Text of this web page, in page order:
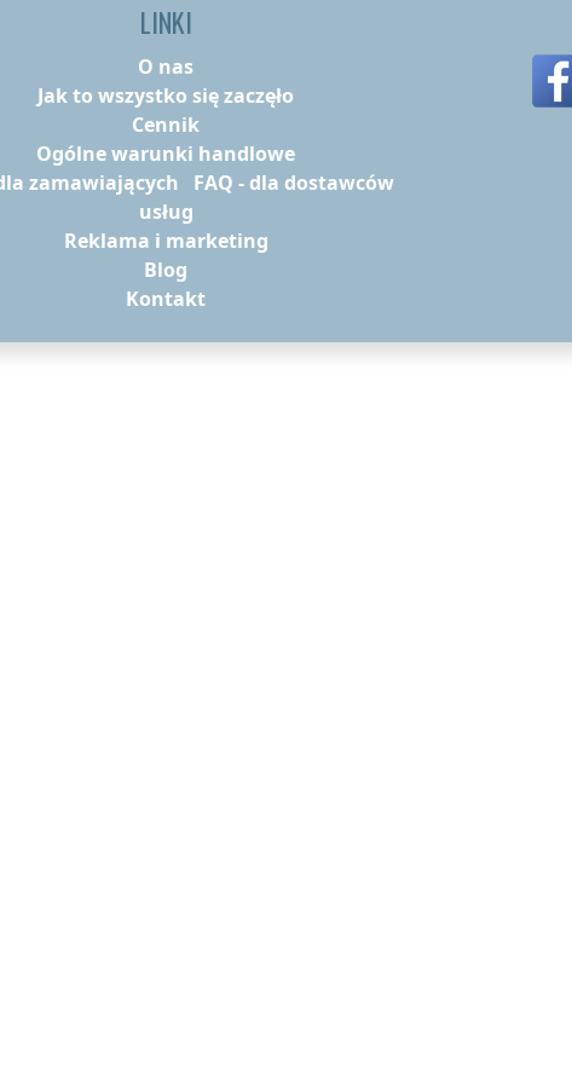
LINKI
O nas
Jak to wszystko się zaczęło
Cennik
Ogólne warunki handlowe
zamawiających
FAQ - dla dostawców
usług
Reklama i marketing
Blog
Kontakt